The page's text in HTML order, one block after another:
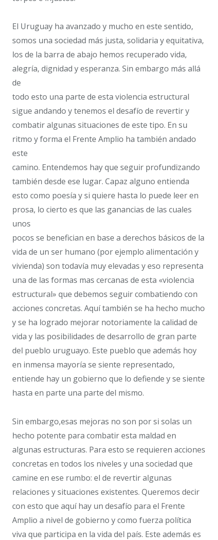
El Uruguay ha avanzado y mucho en este sentido,
somos una sociedad más justa, solidaria y equitativa,
los de la barra de abajo hemos recuperado vida,
alegría, dignidad y esperanza. Sin embargo más allá
de
todo esto una parte de esta violencia estructural
sigue andando y tenemos el desafío de revertir y
combatir algunas situaciones de este tipo. En su
ritmo y forma el Frente Amplio ha también andado
este
camino. Entendemos hay que seguir profundizando
también desde ese lugar. Capaz alguno entienda
esto como poesía y si quiere hasta lo puede leer en
prosa, lo cierto es que las ganancias de las cuales
unos
pocos se benefician en base a derechos básicos de la
vida de un ser humano (por ejemplo alimentación y
vivienda) son todavía muy elevadas y eso representa
una de las formas mas cercanas de esta «violencia
estructural» que debemos seguir combatiendo con
acciones concretas. Aquí también se ha hecho mucho
y se ha logrado mejorar notoriamente la calidad de
vida y las posibilidades de desarrollo de gran parte
del pueblo uruguayo. Este pueblo que además hoy
en inmensa mayoría se siente representado,
entiende hay un gobierno que lo defiende y se siente
hasta en parte una parte del mismo.
Sin embargo,esas mejoras no son por si solas un
hecho potente para combatir esta maldad en
algunas estructuras. Para esto se requieren acciones
concretas en todos los niveles y una sociedad que
camine en ese rumbo: el de revertir algunas
relaciones y situaciones existentes. Queremos decir
con esto que aquí hay un desafío para el Frente
Amplio a nivel de gobierno y como fuerza política
viva que participa en la vida del país. Este además es